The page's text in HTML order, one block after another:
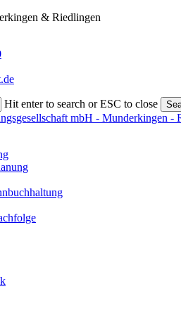
& Riedlingen
Hit enter to search or ESC to close